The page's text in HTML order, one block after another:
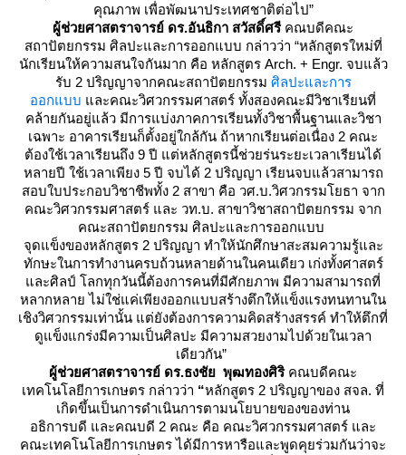
คุณภาพ เพื่อพัฒนาประเทศชาติต่อไป”
ผู้ช่วยศาสตราจารย์ ดร.อันธิกา สวัสดิ์ศรี คณบดีคณะ
สถาปัตยกรรม ศิลปะและการออกแบบ กล่าวว่า “หลักสูตรใหม่ที่
นักเรียนให้ความสนใจกันมาก คือ หลักสูตร Arch. + Engr. จบแล้ว
รับ 2 ปริญญาจากคณะสถาปัตยกรรม ศิลปะและการ
ออกแบบ ละคณะวิศวกรรมศาสตร์ ทั้งสองคณะมีวิชาเรียนที่
คล้ายกันอยู่แล้ว มีการแบ่งภาคการเรียนทั้งวิชาพื้นฐานและวิชา
เฉพาะ อาคารเรียนก็ตั้งอยู่ใกล้กัน ถ้าหากเรียนต่อเนื่อง 2 คณะ
ต้องใช้เวลาเรียนถึง 9 ปี แต่หลักสูตรนี้ช่วยร่นระยะเวลาเรียนได้
หลายปี ใช้เวลาเพียง 5 ปี จบได้ 2 ปริญญา เรียนจบแล้วสามารถ
สอบใบประกอบวิชาชีพทั้ง 2 สาขา คือ วศ.บ.วิศวกรรมโยธา จาก
คณะวิศวกรรมศาสตร์ และ วท.บ. สาขาวิชาสถาปัตยกรรม จาก
คณะสถาปัตยกรรม ศิลปะและการออกแบบ
จุดแข็งของหลักสูตร 2 ปริญญา ทำให้นักศึกษาสะสมความรู้และ
ทักษะในการทำงานครบถ้วนหลายด้านในคนเดียว เก่งทั้งศาสตร์
ละศิลป์ โลกทุกวันนี้ต้องการคนที่มีศักยภาพ มีความสามารถที่
หลากหลาย ไม่ใช่แค่เพียงออกแบบสร้างตึกให้แข็งแรงทนทานใน
เชิงวิศวกรรมเท่านั้น แต่ยังต้องการความคิดสร้างสรรค์ ทำให้ตึกที่
ดูแข็งแกร่งมีความเป็นศิลปะ มีความสวยงามไปด้วยในเวลา
เดียวกัน”
ผู้ช่วยศาสตราจารย์ ดร.ธงชัย พุฒทองศิริ คณบดีคณะ
เทคโนโลยีการเกษตร กล่าวว่า “หลักสูตร 2 ปริญญาของ สจล. ที่
เกิดขึ้นเป็นการดำเนินการตามนโยบายของของท่าน
อธิการบดี และคณบดี 2 คณะ คือ คณะวิศวกรรมศาสตร์ และ
คณะเทคโนโลยีการเกษตร ได้มีการหารือและพูดคุยร่วมกันว่าจะ